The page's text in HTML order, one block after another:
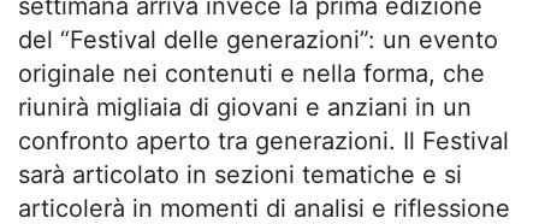
settimana arriva invece la prima edizione
del “Festival delle generazioni”: un evento
originale nei contenuti e nella forma, che
riunirà migliaia di giovani e anziani in un
confronto aperto tra generazioni. Il Festival
sarà articolato in sezioni tematiche e si
articolerà in momenti di analisi e riflessione